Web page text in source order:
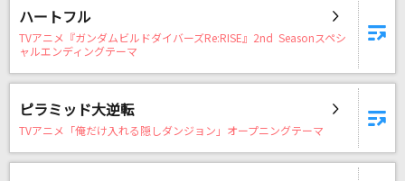
ハートフル
TVアニメ『ガンダムビルドダイバーズRe:RISE』2nd Seasonスペシ
ャルエンディングテーマ
ピラミッド大逆転
TVアニメ「俺だけ入れる隠しダンジョン」オープニングテーマ